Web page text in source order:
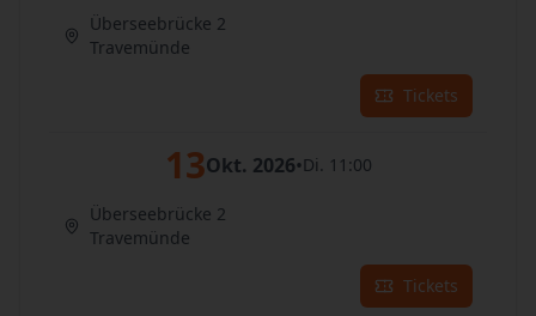
Überseebrücke 2
Travemünde
Tickets
13Okt. 2026•Di. 11:00
Überseebrücke 2
Travemünde
Tickets